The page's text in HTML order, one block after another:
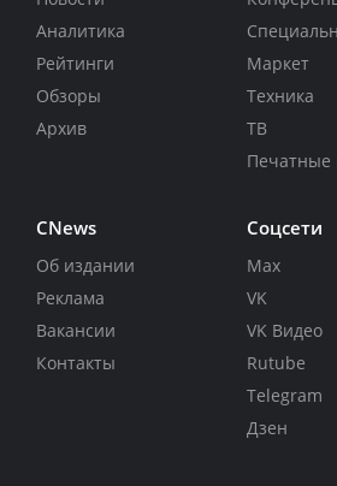
Аналитика
Рейтинги
Обзоры
Архив
Маркет
Техника
ТВ
Печатные
CNews
Об издании
Реклама
Вакансии
Контакты
Соцсети
Max
VK
VK Видео
Rutube
Telegram
Дзен